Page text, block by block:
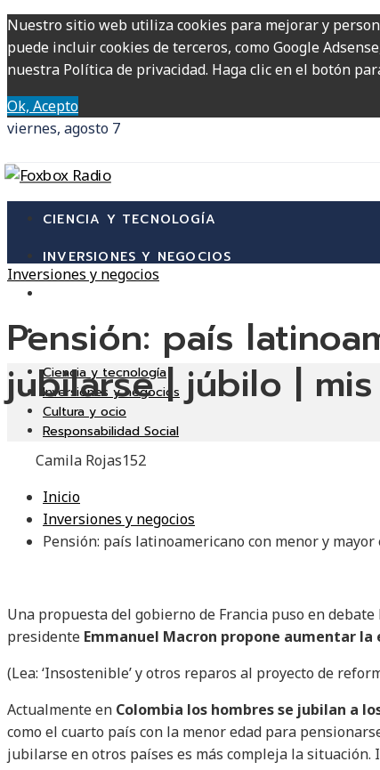
Nuestro sitio web utiliza cookies para mejorar y
puede incluir cookies de terceros, como Google
nuestra Política de privacidad. Haga clic en el botón
Ok, Acepto
viernes, agosto 7
CIENCIA Y TECNOLOGÍA
INVERSIONES Y NEGOCIOS
RESPONSABILIDAD SOCIAL
Ciencia y tecnología
Inversiones y negocios
Cultura y ocio
Responsabilidad Social
Inversiones y negocios
Pensión: país
jubilarse | júbilo |
Camila Rojas152
Inicio
Inversiones y negocios
Pensión: país latinoamericano con menor y
Una propuesta del gobierno de Francia puso en
presidente Emmanuel Macron propone aumentar la
(Lea: ‘Insostenible’ y otros reparos al proyecto de
Actualmente en Colombia los hombres se jubilan a
como el cuarto país con la menor edad para
jubilarse en otros países es más compleja la